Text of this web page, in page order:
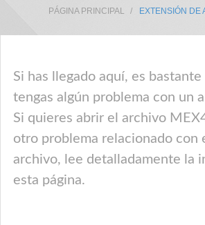
PÁGINA PRINCIPAL EXTENSIÓN DE
Si has llegado aquí, es
tengas algún problema con un
Si quieres abrir el archivo
otro problema relacionado con
archivo, lee detalladamente la
esta página.